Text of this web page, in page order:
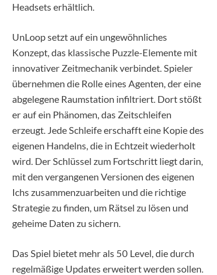
Headsets erhältlich.
UnLoop setzt auf ein ungewöhnliches
Konzept, das klassische Puzzle-Elemente mit
innovativer Zeitmechanik verbindet. Spieler
übernehmen die Rolle eines Agenten, der eine
abgelegene Raumstation infiltriert. Dort stößt
er auf ein Phänomen, das Zeitschleifen
erzeugt. Jede Schleife erschafft eine Kopie des
eigenen Handelns, die in Echtzeit wiederholt
wird. Der Schlüssel zum Fortschritt liegt darin,
mit den vergangenen Versionen des eigenen
Ichs zusammenzuarbeiten und die richtige
Strategie zu finden, um Rätsel zu lösen und
geheime Daten zu sichern.
Das Spiel bietet mehr als 50 Level, die durch
regelmäßige Updates erweitert werden sollen.